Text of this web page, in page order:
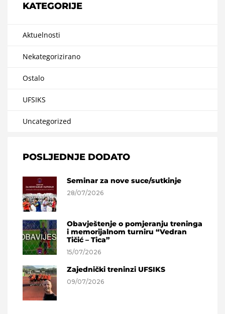
KATEGORIJE
Aktuelnosti
Nekategorizirano
Ostalo
UFSIKS
Uncategorized
POSLJEDNJE DODATO
Seminar za nove suce/sutkinje
28/07/2026
Obavještenje o pomjeranju treninga
i memorijalnom turniru “Vedran
Tičić – Tica”
15/07/2026
Zajednički treninzi UFSIKS
09/07/2026